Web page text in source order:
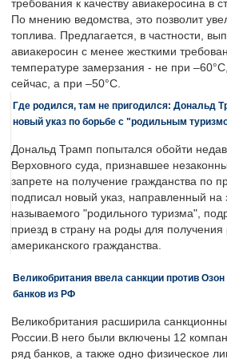
требования к качеству авиакеросина в
По мнению ведомства, это позволит
топлива. Предлагается, в частности,
авиакеросин с менее жесткими
температуре замерзания - не при
сейчас, а при –50°C.
Где родился, там не пригодился: Дональд
новый указ по борьбе с "родильным
Дональд Трамп попытался обойти
Верховного суда, признавшее
запрете на получение гражданства по
подписал новый указ, направленный на
называемого "родильного туризма",
приезд в страну на роды для получения
американского гражданства.
Великобритания ввела санкции против
банков из РФ
Великобритания расширила
России.В него были включены 12
ряд банков, а также одно физическое